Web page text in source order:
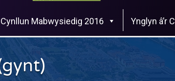
Cynllun Mabwysiedig 2016 Ynglyn â’r